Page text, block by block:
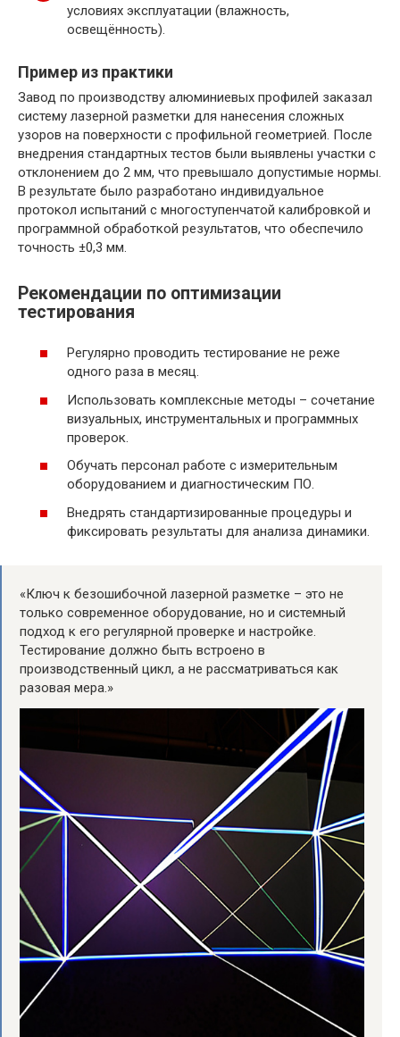
условиях эксплуатации (влажность,
освещённость).
Пример из практики
Завод по производству алюминиевых профилей заказал
систему лазерной разметки для нанесения сложных
узоров на поверхности с профильной геометрией. После
внедрения стандартных тестов были выявлены участки с
отклонением до 2 мм, что превышало допустимые нормы.
В результате было разработано индивидуальное
протокол испытаний с многоступенчатой калибровкой и
программной обработкой результатов, что обеспечило
точность ±0,3 мм.
Рекомендации по оптимизации
тестирования
Регулярно проводить тестирование не реже
одного раза в месяц.
Использовать комплексные методы – сочетание
визуальных, инструментальных и программных
проверок.
Обучать персонал работе с измерительным
оборудованием и диагностическим ПО.
Внедрять стандартизированные процедуры и
фиксировать результаты для анализа динамики.
«Ключ к безошибочной лазерной разметке – это не
только современное оборудование, но и системный
подход к его регулярной проверке и настройке.
Тестирование должно быть встроено в
производственный цикл, а не рассматриваться как
разовая мера.»